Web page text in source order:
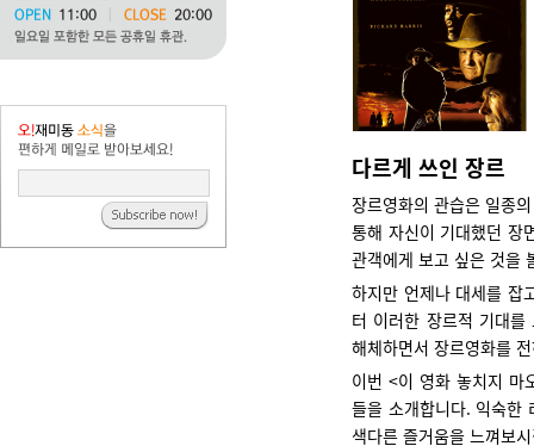
다르게 쓰인 장르
장르영화의 관습은 일종
통해 자신이 기대했던 장
관객에게 보고 싶은 것을
하지만 언제나 대세를 잡
터 이러한 장르적 기대
해체하면서 장르영화를
이번 <이 영화 놓치지 마
들을 소개합니다. 익숙한
색다른 즐거움을 느껴보